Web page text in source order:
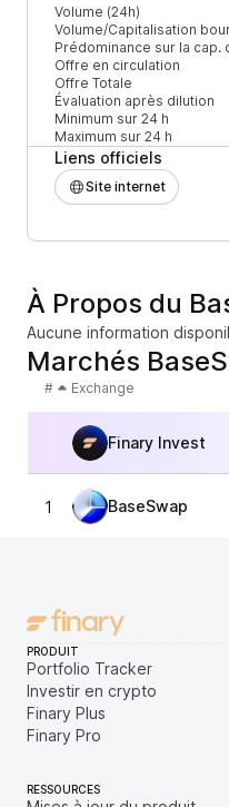
Volume (24h)
Volume/Capitalisation
Prédominance sur la cap.
Offre en circulation
Offre Totale
Évaluation après dilution
Minimum sur 24 h
Maximum sur 24 h
Liens officiels
Site internet
À Propos du
Aucune information
Marchés
# Exchange
Finary Invest
1 BaseSwap
PRODUIT
Portfolio Tracker
Investir en crypto
Finary Plus
Finary Pro
RESSOURCES